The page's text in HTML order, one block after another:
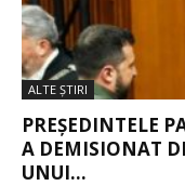
ALTE ŞTIRI
PREȘEDINTELE
A DEMISIONAT
UNUI...